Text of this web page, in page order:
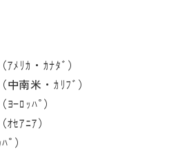
ﾒﾘｶ・ｶﾅﾀﾞ）
南米・ｶﾘﾌﾞ）
ｰﾛｯﾊﾟ）
ｾｱﾆｱ）
）